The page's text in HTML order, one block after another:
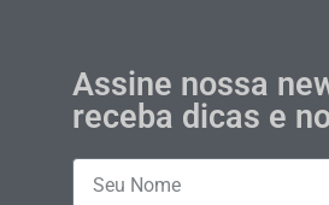
Assine nossa
receba dicas e